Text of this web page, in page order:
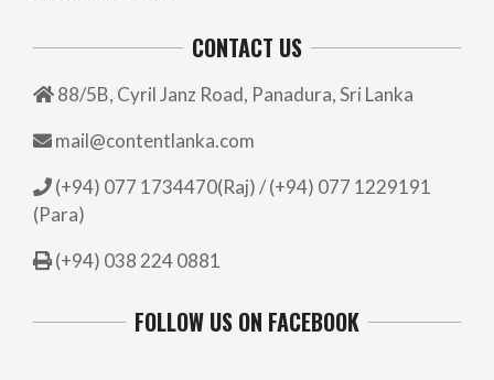
CONTACT US
88/5B, Cyril Janz Road, Panadura, Sri Lanka
mail@contentlanka.com
(+94) 077 1734470(Raj) / (+94) 077 1229191
(Para)
(+94) 038 224 0881
FOLLOW US ON FACEBOOK